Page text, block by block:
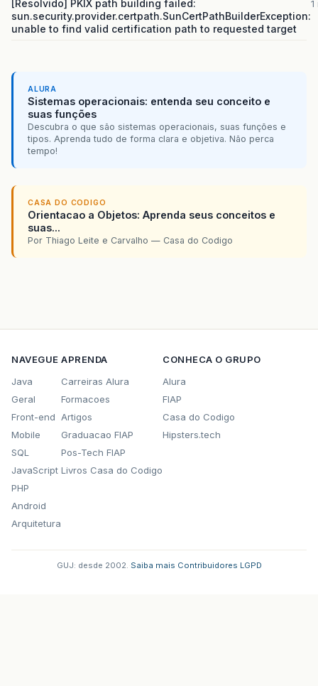
[Resolvido] PKIX path building failed:
sun.security.provider.certpath.SunCertPathBuilderException:
unable to find valid certification path to requested target
ALURA
Sistemas operacionais: entenda seu conceito e
suas funções
Descubra o que são sistemas operacionais, suas funções e
tipos. Aprenda tudo de forma clara e objetiva. Não perca
tempo!
CASA DO CODIGO
Orientacao a Objetos: Aprenda seus conceitos e
suas...
Por Thiago Leite e Carvalho — Casa do Codigo
NAVEGUE
Java
Geral
Front-end
Mobile
SQL
JavaScript
PHP
Android
Arquitetura
APRENDA
Carreiras Alura
Formacoes
Artigos
Graduacao FIAP
Pos-Tech FIAP
Livros Casa do Codigo
CONHECA O GRUPO
Alura
FIAP
Casa do Codigo
Hipsters.tech
GUJ: desde 2002. Saiba mais Contribuidores LGPD